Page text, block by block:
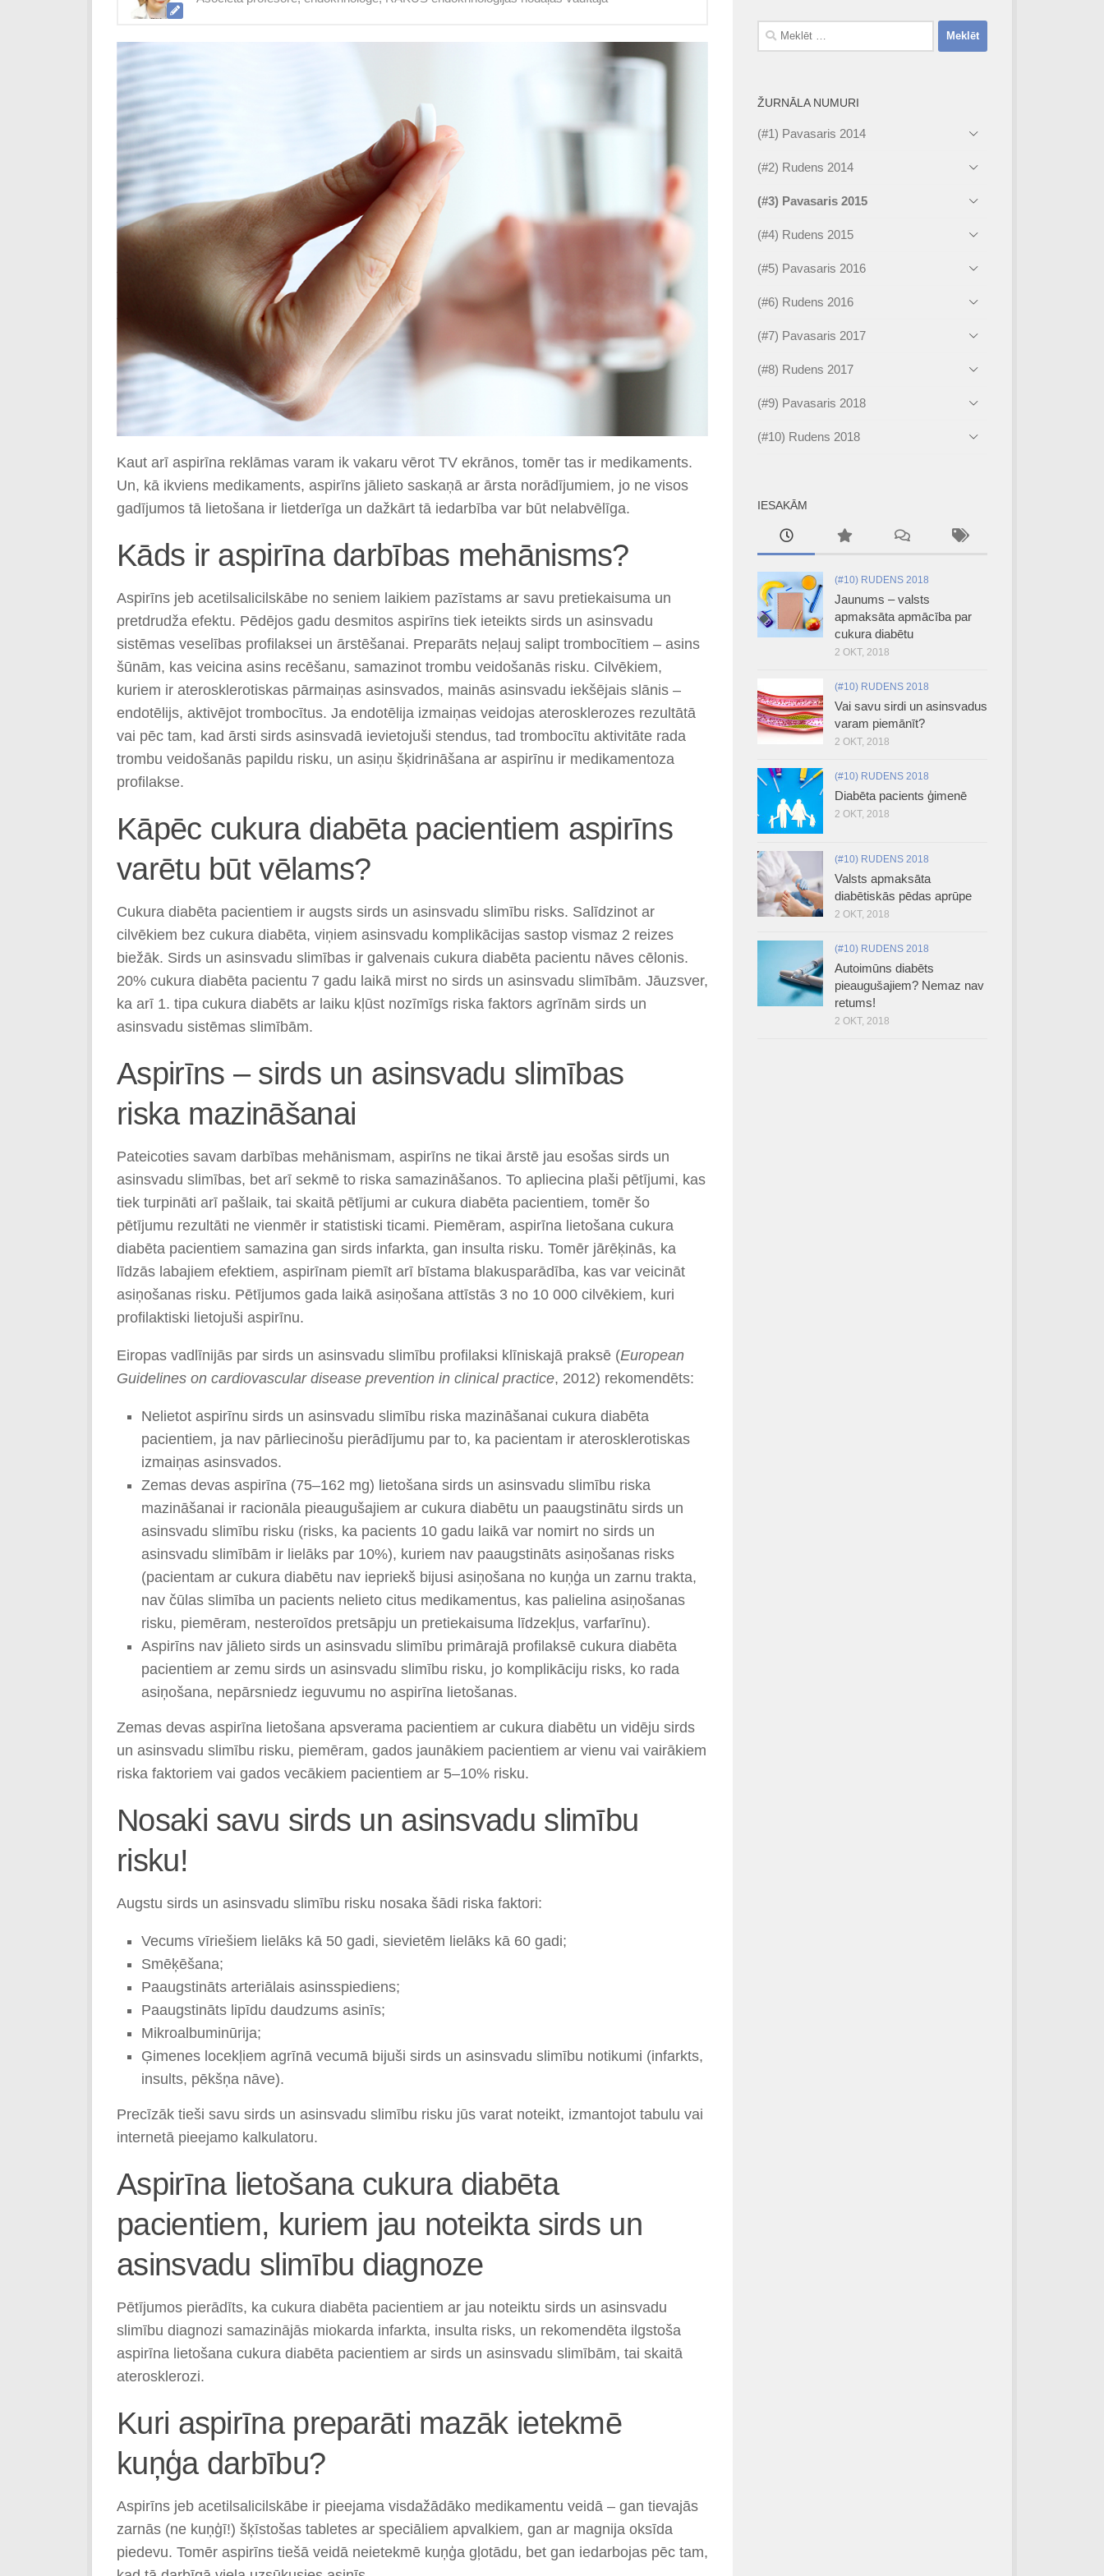
Kaut arī aspirīna reklāmas varam ik vakaru vērot TV ekrānos, tomēr tas ir medikaments.
Un, kā ikviens medikaments, aspirīns jālieto saskaņā ar ārsta norādījumiem, jo ne visos
gadījumos tā lietošana ir lietderīga un dažkārt tā iedarbība var būt nelabvēlīga.
Kāds ir aspirīna darbības mehānisms?
Aspirīns jeb acetilsalicilskābe no seniem laikiem pazīstams ar savu pretiekaisuma un
pretdrudža efektu. Pēdējos gadu desmitos aspirīns tiek ieteikts sirds un asinsvadu
sistēmas veselības profilaksei un ārstēšanai. Preparāts neļauj salipt trombocītiem – asins
šūnām, kas veicina asins recēšanu, samazinot trombu veidošanās risku. Cilvēkiem,
kuriem ir aterosklerotiskas pārmaiņas asinsvados, mainās asinsvadu iekšējais slānis –
endotēlijs, aktivējot trombocītus. Ja endotēlija izmaiņas veidojas aterosklerozes rezultātā
vai pēc tam, kad ārsti sirds asinsvadā ievietojuši stendus, tad trombocītu aktivitāte rada
trombu veidošanās papildu risku, un asiņu šķidrināšana ar aspirīnu ir medikamentoza
profilakse.
Kāpēc cukura diabēta pacientiem aspirīns
varētu būt vēlams?
Cukura diabēta pacientiem ir augsts sirds un asinsvadu slimību risks. Salīdzinot ar
cilvēkiem bez cukura diabēta, viņiem asinsvadu komplikācijas sastop vismaz 2 reizes
biežāk. Sirds un asinsvadu slimības ir galvenais cukura diabēta pacientu nāves cēlonis.
20% cukura diabēta pacientu 7 gadu laikā mirst no sirds un asinsvadu slimībām. Jāuzsver,
ka arī 1. tipa cukura diabēts ar laiku kļūst nozīmīgs riska faktors agrīnām sirds un
asinsvadu sistēmas slimībām.
Aspirīns – sirds un asinsvadu slimības
riska mazināšanai
Pateicoties savam darbības mehānismam, aspirīns ne tikai ārstē jau esošas sirds un
asinsvadu slimības, bet arī sekmē to riska samazināšanos. To apliecina plaši pētījumi, kas
tiek turpināti arī pašlaik, tai skaitā pētījumi ar cukura diabēta pacientiem, tomēr šo
pētījumu rezultāti ne vienmēr ir statistiski ticami. Piemēram, aspirīna lietošana cukura
diabēta pacientiem samazina gan sirds infarkta, gan insulta risku. Tomēr jārēķinās, ka
līdzās labajiem efektiem, aspirīnam piemīt arī bīstama blakusparādība, kas var veicināt
asiņošanas risku. Pētījumos gada laikā asiņošana attīstās 3 no 10 000 cilvēkiem, kuri
profilaktiski lietojuši aspirīnu.
Eiropas vadlīnijās par sirds un asinsvadu slimību profilaksi klīniskajā praksē (European
Guidelines on cardiovascular disease prevention in clinical practice, 2012) rekomendēts:
Nelietot aspirīnu sirds un asinsvadu slimību riska mazināšanai cukura diabēta
pacientiem, ja nav pārliecinošu pierādījumu par to, ka pacientam ir aterosklerotiskas
izmaiņas asinsvados.
Zemas devas aspirīna (75–162 mg) lietošana sirds un asinsvadu slimību riska
mazināšanai ir racionāla pieaugušajiem ar cukura diabētu un paaugstinātu sirds un
asinsvadu slimību risku (risks, ka pacients 10 gadu laikā var nomirt no sirds un
asinsvadu slimībām ir lielāks par 10%), kuriem nav paaugstināts asiņošanas risks
(pacientam ar cukura diabētu nav iepriekš bijusi asiņošana no kuņģa un zarnu trakta,
nav čūlas slimība un pacients nelieto citus medikamentus, kas palielina asiņošanas
risku, piemēram, nesteroīdos pretsāpju un pretiekaisuma līdzekļus, varfarīnu).
Aspirīns nav jālieto sirds un asinsvadu slimību primārajā profilaksē cukura diabēta
pacientiem ar zemu sirds un asinsvadu slimību risku, jo komplikāciju risks, ko rada
asiņošana, nepārsniedz ieguvumu no aspirīna lietošanas.
Zemas devas aspirīna lietošana apsverama pacientiem ar cukura diabētu un vidēju sirds
un asinsvadu slimību risku, piemēram, gados jaunākiem pacientiem ar vienu vai vairākiem
riska faktoriem vai gados vecākiem pacientiem ar 5–10% risku.
Nosaki savu sirds un asinsvadu slimību
risku!
Augstu sirds un asinsvadu slimību risku nosaka šādi riska faktori:
Vecums vīriešiem lielāks kā 50 gadi, sievietēm lielāks kā 60 gadi;
Smēķēšana;
Paaugstināts arteriālais asinsspiediens;
Paaugstināts lipīdu daudzums asinīs;
Mikroalbuminūrija;
Ģimenes locekļiem agrīnā vecumā bijuši sirds un asinsvadu slimību notikumi (infarkts,
insults, pēkšņa nāve).
Precīzāk tieši savu sirds un asinsvadu slimību risku jūs varat noteikt, izmantojot tabulu vai
internetā pieejamo kalkulatoru.
Aspirīna lietošana cukura diabēta
pacientiem, kuriem jau noteikta sirds un
asinsvadu slimību diagnoze
Pētījumos pierādīts, ka cukura diabēta pacientiem ar jau noteiktu sirds un asinsvadu
slimību diagnozi samazinājās miokarda infarkta, insulta risks, un rekomendēta ilgstoša
aspirīna lietošana cukura diabēta pacientiem ar sirds un asinsvadu slimībām, tai skaitā
aterosklerozi.
Kuri aspirīna preparāti mazāk ietekmē
kuņģa darbību?
Aspirīns jeb acetilsalicil­skābe ir pieejama visdažādāko medikamentu veidā – gan tievajās
zarnās (ne kuņģī!) šķīstošas tabletes ar speciāliem apvalkiem, gan ar magnija oksīda
piedevu. Tomēr aspirīns tiešā veidā neietekmē kuņģa gļotādu, bet gan iedarbojas pēc tam,
Meklēt:
ŽURNĀLA NUMURI
(#1) Pavasaris 2014
(#2) Rudens 2014
(#3) Pavasaris 2015
(#4) Rudens 2015
(#5) Pavasaris 2016
(#6) Rudens 2016
(#7) Pavasaris 2017
(#8) Rudens 2017
(#9) Pavasaris 2018
(#10) Rudens 2018
IESAKĀM
(#10) RUDENS 2018
Jaunums – valsts
apmaksāta apmācība par
cukura diabētu
2 OKT, 2018
(#10) RUDENS 2018
Vai savu sirdi un asinsvadus
varam piemānīt?
2 OKT, 2018
(#10) RUDENS 2018
Diabēta pacients ģimenē
2 OKT, 2018
(#10) RUDENS 2018
Valsts apmaksāta
diabētiskās pēdas aprūpe
2 OKT, 2018
(#10) RUDENS 2018
Autoimūns diabēts
pieaugušajiem? Nemaz nav
retums!
2 OKT, 2018